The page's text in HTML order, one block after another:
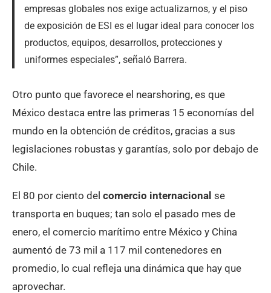
empresas globales nos exige actualizarnos, y el piso
de exposición de ESI es el lugar ideal para conocer los
productos, equipos, desarrollos, protecciones y
uniformes especiales”, señaló Barrera.
Otro punto que favorece el nearshoring, es que
México destaca entre las primeras 15 economías del
mundo en la obtención de créditos, gracias a sus
legislaciones robustas y garantías, solo por debajo de
Chile.
El 80 por ciento del comercio internacional se
transporta en buques; tan solo el pasado mes de
enero, el comercio marítimo entre México y China
aumentó de 73 mil a 117 mil contenedores en
promedio, lo cual refleja una dinámica que hay que
aprovechar.